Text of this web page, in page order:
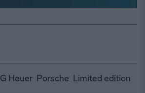
Heuer Porsche Limited edition